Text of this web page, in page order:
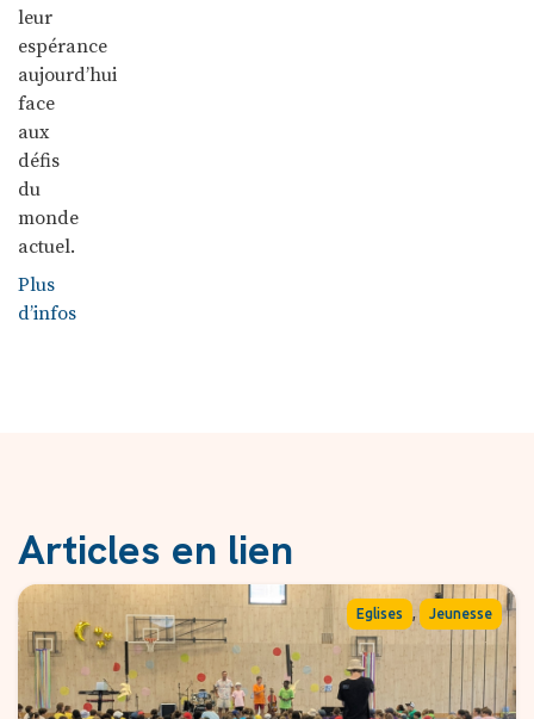
leur
espérance
aujourd’hui
face
aux
défis
du
monde
actuel.
Plus
d’infos
Articles en lien
Eglises , Jeunesse